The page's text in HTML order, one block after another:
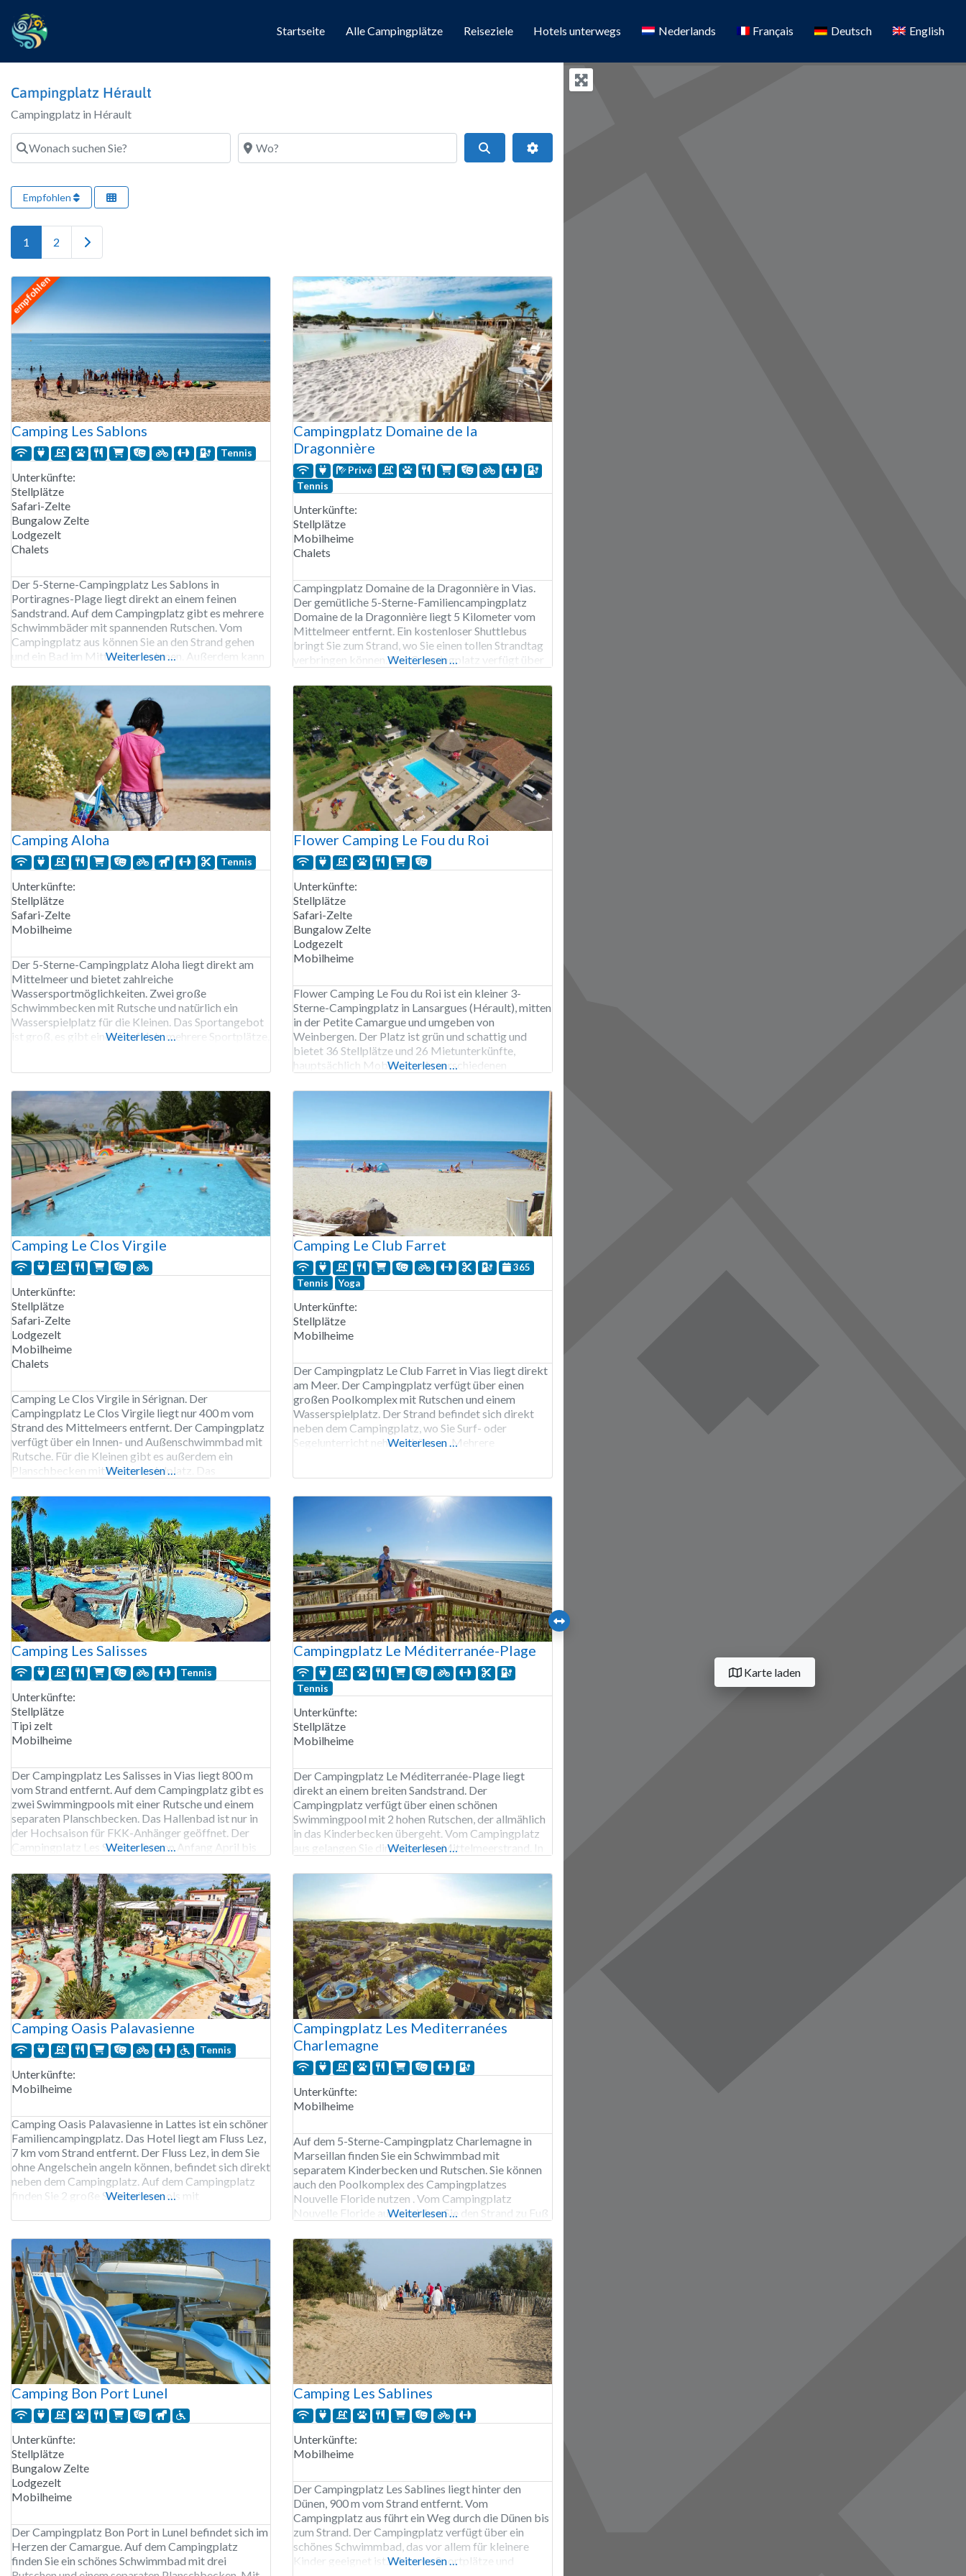
Startseite Alle Campingplätze Reiseziele Hotels unterwegs Nederlands Français Deutsch English
Campingplatz Hérault
Campingplatz in Hérault
Wonach suchen Sie?
Wo?
Erweiterte Filter
Empfohlen
1 2 Ältere Beiträge
empfohlen
Camping Les Sablons
Tennis
Unterkünfte:
Stellplätze
Safari-Zelte
Bungalow Zelte
Lodgezelt
Chalets
Der 5-Sterne-Campingplatz Les Sablons in
Portiragnes-Plage liegt direkt an einem feinen
Sandstrand. Auf dem Campingplatz gibt es mehrere
Schwimmbäder mit spannenden Rutschen. Vom
Campingplatz aus können Sie an den Strand gehen
und ein Bad im Mittelmeer nehmen. Außerdem kann
man auf dem Campingplatz Bogenschießen und
Tennis spielen, und für Kinder ab 5 Jahren gibt es
einen Miniclub. Die schallisolierte Disco
Weiterlesen …
Campingplatz Domaine de la
Dragonnière
Privé
Tennis
Unterkünfte:
Stellplätze
Mobilheime
Chalets
Campingplatz Domaine de la Dragonnière in Vias.
Der gemütliche 5-Sterne-Familiencampingplatz
Domaine de la Dragonnière liegt 5 Kilometer vom
Mittelmeer entfernt. Ein kostenloser Shuttlebus
bringt Sie zum Strand, wo Sie einen tollen Strandtag
verbringen können. Der Campingplatz verfügt über
Rutschen. In der Nähe können Sie verschiedene
Aktivitäten wie Kanufahren, Canyoning,
Klettersteiggehen, Kite-Surfen, Reiten, Wandern,
Weiterlesen …
Camping Aloha
Tennis
Unterkünfte:
Stellplätze
Safari-Zelte
Mobilheime
Der 5-Sterne-Campingplatz Aloha liegt direkt am
Mittelmeer und bietet zahlreiche
Wassersportmöglichkeiten. Zwei große
Schwimmbecken mit Rutsche und natürlich ein
Wasserspielplatz für die Kleinen. Das Sportangebot
ist groß, es gibt einen Laufclub, mehrere Sportplätze,
von Stellplätzen, Mobilheimen und Safarizelten.
Weiterlesen …
Flower Camping Le Fou du Roi
Unterkünfte:
Stellplätze
Safari-Zelte
Bungalow Zelte
Lodgezelt
Mobilheime
Flower Camping Le Fou du Roi ist ein kleiner 3-
Sterne-Campingplatz in Lansargues (Hérault), mitten
in der Petite Camargue und umgeben von
Weinbergen. Der Platz ist grün und schattig und
bietet 36 Stellplätze und 26 Mietunterkünfte,
hauptsächlich Mobilheime in verschiedenen
Personen. Der Campingplatz ist von Anfang April bis
Weiterlesen …
Camping Le Clos Virgile
Unterkünfte:
Stellplätze
Safari-Zelte
Lodgezelt
Mobilheime
Chalets
Camping Le Clos Virgile in Sérignan. Der
Campingplatz Le Clos Virgile liegt nur 400 m vom
Strand des Mittelmeers entfernt. Der Campingplatz
verfügt über ein Innen- und Außenschwimmbad mit
Rutsche. Für die Kleinen gibt es außerdem ein
Planschbecken mit Wasserspielplatz. Das
Aktivitäten für Jung und Alt. Der Campingplatz Le
Clos Virgile ist von Anfang April
Weiterlesen …
Camping Le Club Farret
365
Tennis
Yoga
Unterkünfte:
Stellplätze
Mobilheime
Der Campingplatz Le Club Farret in Vias liegt direkt
am Meer. Der Campingplatz verfügt über einen
großen Poolkomplex mit Rutschen und einem
Wasserspielplatz. Der Strand befindet sich direkt
neben dem Campingplatz, wo Sie Surf- oder
Segelunterricht nehmen können. Mehrere
Weiterlesen …
Camping Les Salisses
Tennis
Unterkünfte:
Stellplätze
Tipi zelt
Mobilheime
Der Campingplatz Les Salisses in Vias liegt 800 m
vom Strand entfernt. Auf dem Campingplatz gibt es
zwei Swimmingpools mit einer Rutsche und einem
separaten Planschbecken. Das Hallenbad ist nur in
der Hochsaison für FKK-Anhänger geöffnet. Der
Campingplatz Les Salisses ist von Anfang April bis
Vermietung von Stellplätzen, Tipis und Mobilheimen.
Weiterlesen …
Campingplatz Le Méditerranée-Plage
Tennis
Unterkünfte:
Stellplätze
Mobilheime
Der Campingplatz Le Méditerranée-Plage liegt
direkt an einem breiten Sandstrand. Der
Campingplatz verfügt über einen schönen
Swimmingpool mit 2 hohen Rutschen, der allmählich
in das Kinderbecken übergeht. Vom Campingplatz
aus gelangen Sie direkt an den Mittelmeerstrand. In
Unterhaltungsprogramm. Auf dem Parkplatz vor
dem Campingplatz gibt es eine Ladestation für
Weiterlesen …
Camping Oasis Palavasienne
Tennis
Unterkünfte:
Mobilheime
Camping Oasis Palavasienne in Lattes ist ein schöner
Familiencampingplatz. Das Hotel liegt am Fluss Lez,
7 km vom Strand entfernt. Der Fluss Lez, in dem Sie
ohne Angelschein angeln können, befindet sich direkt
neben dem Campingplatz. Auf dem Campingplatz
finden Sie 2 große Swimmingpools mit
Lazy River und einen Whirlpool. Ein kostenloser Bus
Weiterlesen …
Campingplatz Les Mediterranées
Charlemagne
Unterkünfte:
Mobilheime
Auf dem 5-Sterne-Campingplatz Charlemagne in
Marseillan finden Sie ein Schwimmbad mit
separatem Kinderbecken und Rutschen. Sie können
auch den Poolkomplex des Campingplatzes
Nouvelle Floride nutzen . Vom Campingplatz
Nouvelle Floride aus erreichen Sie den Strand zu Fuß
von Anfang April bis Ende September geöffnet. Der
Campingplatz Les Mediterranées Charlemagne
verfügt über Ladestationen.
Weiterlesen …
Camping Bon Port Lunel
Unterkünfte:
Stellplätze
Bungalow Zelte
Lodgezelt
Mobilheime
Der Campingplatz Bon Port in Lunel befindet sich im
Herzen der Camargue. Auf dem Campingplatz
finden Sie ein schönes Schwimmbad mit drei
Camping Les Sablines
Unterkünfte:
Mobilheime
Der Campingplatz Les Sablines liegt hinter den
Dünen, 900 m vom Strand entfernt. Vom
Campingplatz aus führt ein Weg durch die Dünen bis
zum Strand. Der Campingplatz verfügt über ein
schönes Schwimmbad, das vor allem für kleinere
Kinder geeignet ist. Mehrere Sportplätze und
Weiterlesen …
Karte laden